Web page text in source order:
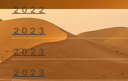
２０２２
２０２３
２０２３
２０２３